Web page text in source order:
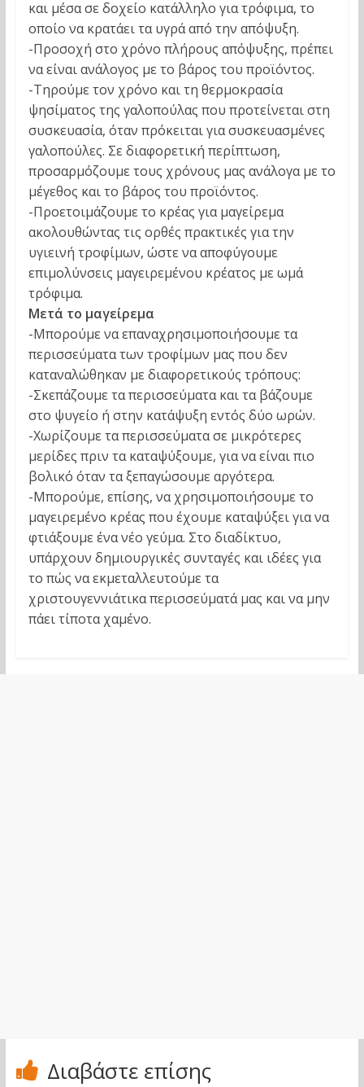
και μέσα σε δοχείο κατάλληλο για τρόφιμα, το
οποίο να κρατάει τα υγρά από την απόψυξη.
-Προσοχή στο χρόνο πλήρους απόψυξης, πρέπει
να είναι ανάλογος με το βάρος του προϊόντος.
-Τηρούμε τον χρόνο και τη θερμοκρασία
ψησίματος της γαλοπούλας που προτείνεται στη
συσκευασία, όταν πρόκειται για συσκευασμένες
γαλοπούλες. Σε διαφορετική περίπτωση,
προσαρμόζουμε τους χρόνους μας ανάλογα με το
μέγεθος και το βάρος του προϊόντος.
-Προετοιμάζουμε το κρέας για μαγείρεμα
ακολουθώντας τις ορθές πρακτικές για την
υγιεινή τροφίμων, ώστε να αποφύγουμε
επιμολύνσεις μαγειρεμένου κρέατος με ωμά
τρόφιμα.
Μετά τo μαγείρεμα
-Μπορούμε να επαναχρησιμοποιήσουμε τα
περισσεύματα των τροφίμων μας που δεν
καταναλώθηκαν με διαφορετικούς τρόπους:
-Σκεπάζουμε τα περισσεύματα και τα βάζουμε
στο ψυγείο ή στην κατάψυξη εντός δύο ωρών.
-Χωρίζουμε τα περισσεύματα σε μικρότερες
μερίδες πριν τα καταψύξουμε, για να είναι πιο
βολικό όταν τα ξεπαγώσουμε αργότερα.
-Μπορούμε, επίσης, να χρησιμοποιήσουμε το
μαγειρεμένο κρέας που έχουμε καταψύξει για να
φτιάξουμε ένα νέο γεύμα. Στο διαδίκτυο,
υπάρχουν δημιουργικές συνταγές και ιδέες για
το πώς να εκμεταλλευτούμε τα
χριστουγεννιάτικα περισσεύματά μας και να μην
πάει τίποτα χαμένο.
Διαβάστε επίσης